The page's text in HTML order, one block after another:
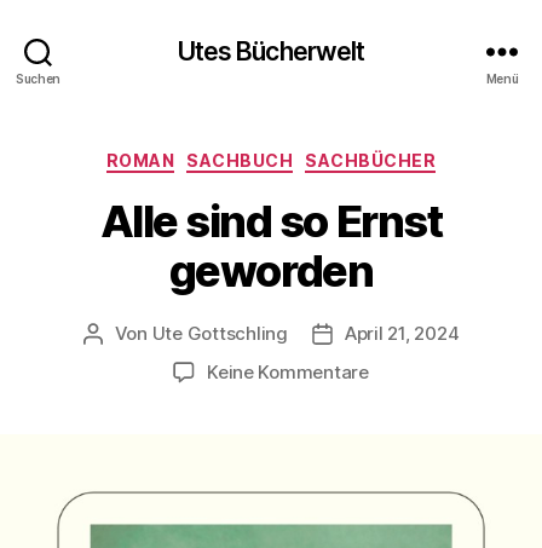
Suchen
Utes Bücherwelt
Menü
Kategorien
ROMAN SACHBUCH SACHBÜCHER
Alle sind so Ernst
geworden
Beitragsautor
Von Ute Gottschling Veröffentlichungsdatum
April 21, 2024
Keine Kommentarezu